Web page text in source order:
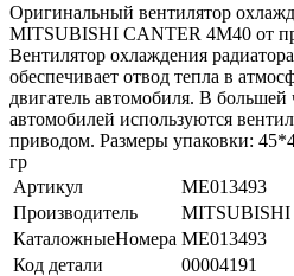
Оригинальный вентилятор
MITSUBISHI CANTER 4M40 от
Вентилятор охлаждения
обеспечивает отвод тепла в
двигатель автомобиля. В
автомобилей используются
приводом. Размеры упаковки:
гр
Артикул
ME013493
Производитель
MITSUBISHI
КаталожныеНомера ME013493
Код детали
00004191